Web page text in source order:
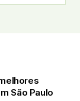
São Paulo